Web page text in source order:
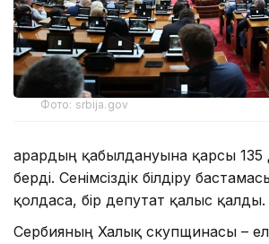
Фото: srbija.gov
Қарардың қабылдануына қарсы
берді. Сенімсіздік білдіру
қолдаса, бір депутат қалыс қалды.
Сербияның Халық скупщинасы –